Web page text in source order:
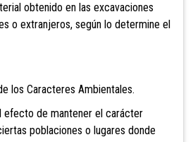
obtenido en las excavaciones
o extranjeros, según lo determine el
los Caracteres Ambientales.
de mantener el carácter
poblaciones o lugares donde